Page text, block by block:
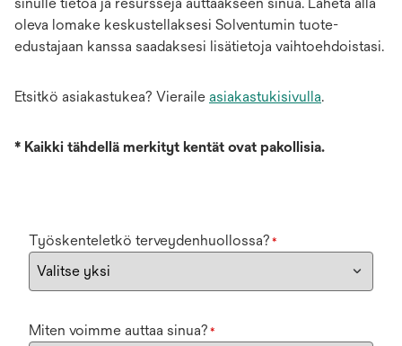
oleva lomake keskustellaksesi Solventumin tuote-
edustajaan kanssa saadaksesi lisätietoja vaihtoehdoistasi.
Etsitkö asiakastukea? Vieraile asiakastukisivulla.
* Kaikki tähdellä merkityt kentät ovat pakollisia.
Työskenteletkö terveydenhuollossa? *
Miten voimme auttaa sinua? *